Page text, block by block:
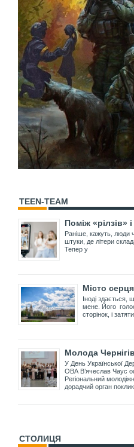
TEEN-TEAM
Поміж «рілзів»
Раніше, кажуть, люди
штуки, де літери
Тепер у
Місто серця
Іноді здається,
мене. Його
сторінок, і
Молода
У День Української
ОВА В’ячеслав Чаус
Регіональний
дорадчий орган
СТОЛИЦЯ